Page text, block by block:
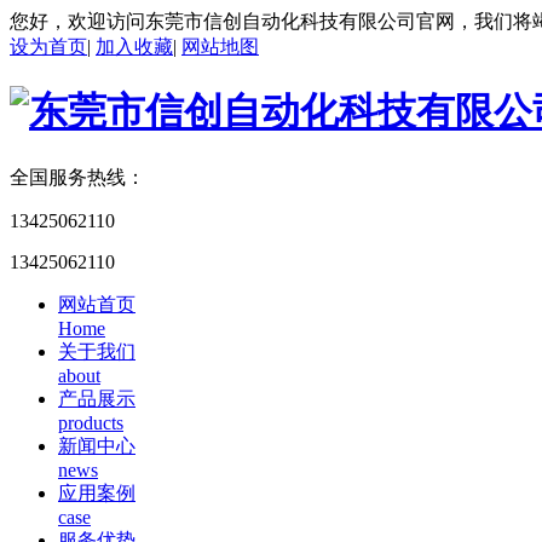
您好，欢迎访问东莞市信创自动化科技有限公司官网，我们将
设为首页| 加入收藏| 网站地图
全国服务热线：
13425062110
13425062110
网站首页
Home
关于我们
about
产品展示
products
新闻中心
news
应用案例
case